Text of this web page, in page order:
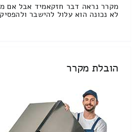
מקרר נראה דבר חזקאמיד אבל אם
לא נכונה הוא עלול להישבר
הובלת מקרר